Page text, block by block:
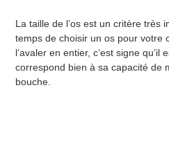
La taille de l’os est un critère très
temps de choisir un os pour votre
l’avaler en entier, c’est signe qu’il
correspond bien à sa capacité de
bouche.